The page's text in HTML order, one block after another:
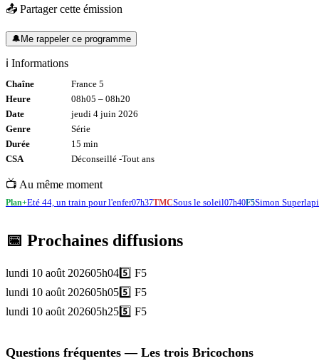
📤 Partager cette émission
🔔Me rappeler ce programme
ℹ️ Informations
Chaîne
France 5
Heure
08h05 – 08h20
Date
jeudi 4 juin 2026
Genre
Série
Durée
15 min
CSA
Déconseillé -Tout ans
📺 Au même moment
Plan+Eté 44, un train pour l'enfer07h37TMCSous le soleil07h40F5Simon
📅 Prochaines diffusions
lundi 10 août 202605h045️⃣ F5
lundi 10 août 202605h055️⃣ F5
lundi 10 août 202605h255️⃣ F5
Questions fréquentes — Les trois Bricochons